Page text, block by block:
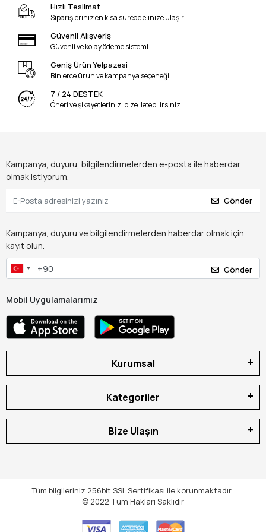
Hızlı Teslimat
Siparişleriniz en kısa sürede elinize ulaşır.
Güvenli Alışveriş
Güvenli ve kolay ödeme sistemi
Geniş Ürün Yelpazesi
Binlerce ürün ve kampanya seçeneği
7 / 24 DESTEK
Öneri ve şikayetlerinizi bize iletebilirsiniz.
Kampanya, duyuru, bilgilendirmelerden e-posta ile haberdar
olmak istiyorum.
Gönder
Kampanya, duyuru ve bilgilendirmelerden haberdar olmak için
kayıt olun.
Gönder
Mobil Uygulamalarımız
Kurumsal
Kategoriler
Bize Ulaşın
Tüm bilgileriniz 256bit SSL Sertifikası ile korunmaktadır.
© 2022 Tüm Hakları Saklıdır